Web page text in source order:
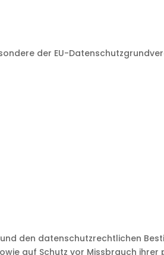
der EU-
den datenschutzrechtlichen
auf Schutz vor Missbrauch